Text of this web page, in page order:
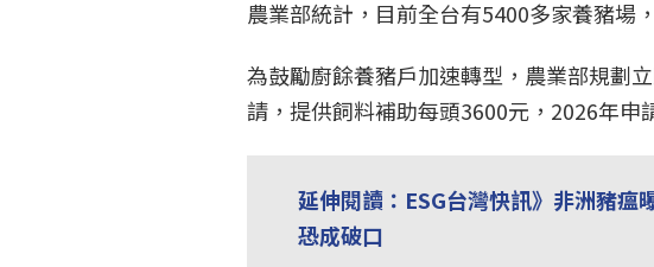
農業部統計，目前全台有5400多家養豬場
為鼓勵廚餘養豬戶加速轉型，農業部規劃
請，提供飼料補助每頭3600元，2026年申
延伸閱讀：ESG台灣快訊》非洲豬瘟
恐成破口